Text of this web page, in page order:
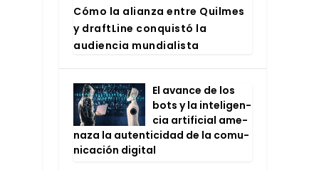
Cómo la alian­za entre Quil­mes
y draftLi­ne con­quis­tó la
audien­cia mun­dia­lis­ta
El avan­ce de los
bots y la inte­li­gen­
cia arti­fi­cial ame­
na­za la auten­ti­ci­dad de la comu­
ni­ca­ción digi­tal